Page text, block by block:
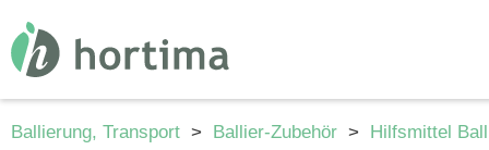
Ballierung, Transport > Ballier-Zubehör > Hilfsmittel